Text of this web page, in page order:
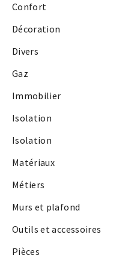
Confort
Décoration
Divers
Gaz
Immobilier
Isolation
Isolation
Matériaux
Métiers
Murs et plafond
Outils et accessoires
Pièces